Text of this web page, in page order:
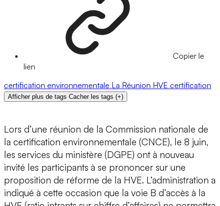
Copier le
lien
certification environnementale La Réunion HVE certification
Afficher plus de tags Cacher les tags (+)
Lors d’une réunion de la Commission nationale de
la certification environnementale (CNCE), le 8 juin,
les services du ministère (DGPE) ont à nouveau
invité les participants à se prononcer sur une
proposition de réforme de la HVE. L’administration a
indiqué à cette occasion que la voie B d’accès à la